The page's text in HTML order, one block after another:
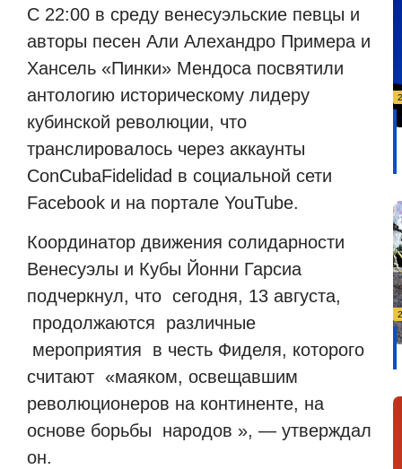
С 22:00 в среду венесуэльские певцы и
авторы песен Али Алехандро Примера и
Хансель «Пинки» Мендоса посвятили
антологию историческому лидеру
кубинской революции, что
транслировалось через аккаунты
ConCubaFidelidad в социальной сети
Facebook и на портале YouTube.
Координатор движения солидарности
Венесуэлы и Кубы Йонни Гарсиа
подчеркнул, что сегодня, 13 августа,
продолжаются
различные
мероприятия
в честь Фиделя, которого
считают «маяком, освещавшим
революционеров на континенте, на
основе борьбы
народов », — утверждал
он.